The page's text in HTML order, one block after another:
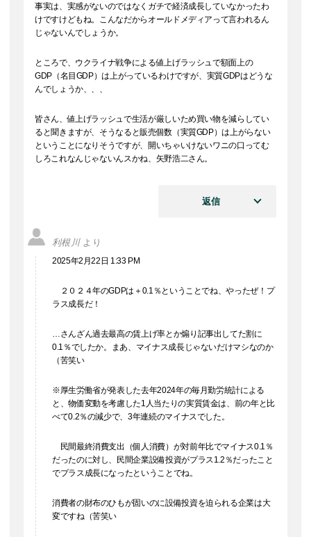
事実は、実感がないのではなくガチで経済成長していなかったわ
けですけどもね。こんなだからオールドメディアって言われるん
じゃないんでしょうか。
ところで、ウクライナ戦争による値上げラッシュで額面上の
GDP（名目GDP）は上がっているわけですが、実質GDPはどうな
んでしょうか、、、
皆さん、値上げラッシュで生活が厳しいため買い物を減らしてい
ると聞きますが、そうなると販売個数（実質GDP）は上がらない
ということになりそうですが、開いちゃいけないワニの口ってむ
しろこれなんじゃないんスかね、矢野浩二さん。
返信
利根川 より
2025年2月22日 1:33 PM
２０２４年のGDPは＋0.1％ということでね、やったぜ！プ
ラス成長だ！
…さんざん過去最高の賃上げ率とか煽り記事出してた割に
0.1％でしたか。まあ、マイナス成長じゃないだけマシなのか
（苦笑い
※厚生労働省が発表した去年2024年の毎月勤労統計による
と、物価変動を考慮した1人当たりの実質賃金は、前の年と比
べて0.2％の減少で、3年連続のマイナスでした。
民間最終消費支出（個人消費）が対前年比でマイナス0.1％
だったのに対し、民間企業設備投資がプラス1.2％だったこと
でプラス成長になったということでね。
消費者の財布のひもが固いのに設備投資を迫られる企業は大
変ですね（苦笑い